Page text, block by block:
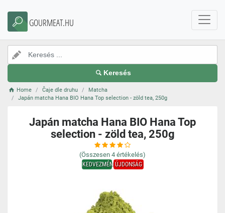
GOURMEAT.HU
Keresés
Home Čaje dle druhu
Matcha
Japán matcha Hana BIO Hana Top selection - zöld tea, 250g
Japán matcha Hana BIO Hana Top
selection - zöld tea, 250g
(Összesen 4 értékelés)
KEDVEZMÉNYÚJDONSÁG